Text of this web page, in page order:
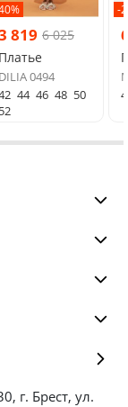
819 6 025
Платье
DILIA 0494
44 46 48 50
52
-
г. Брест, ул.